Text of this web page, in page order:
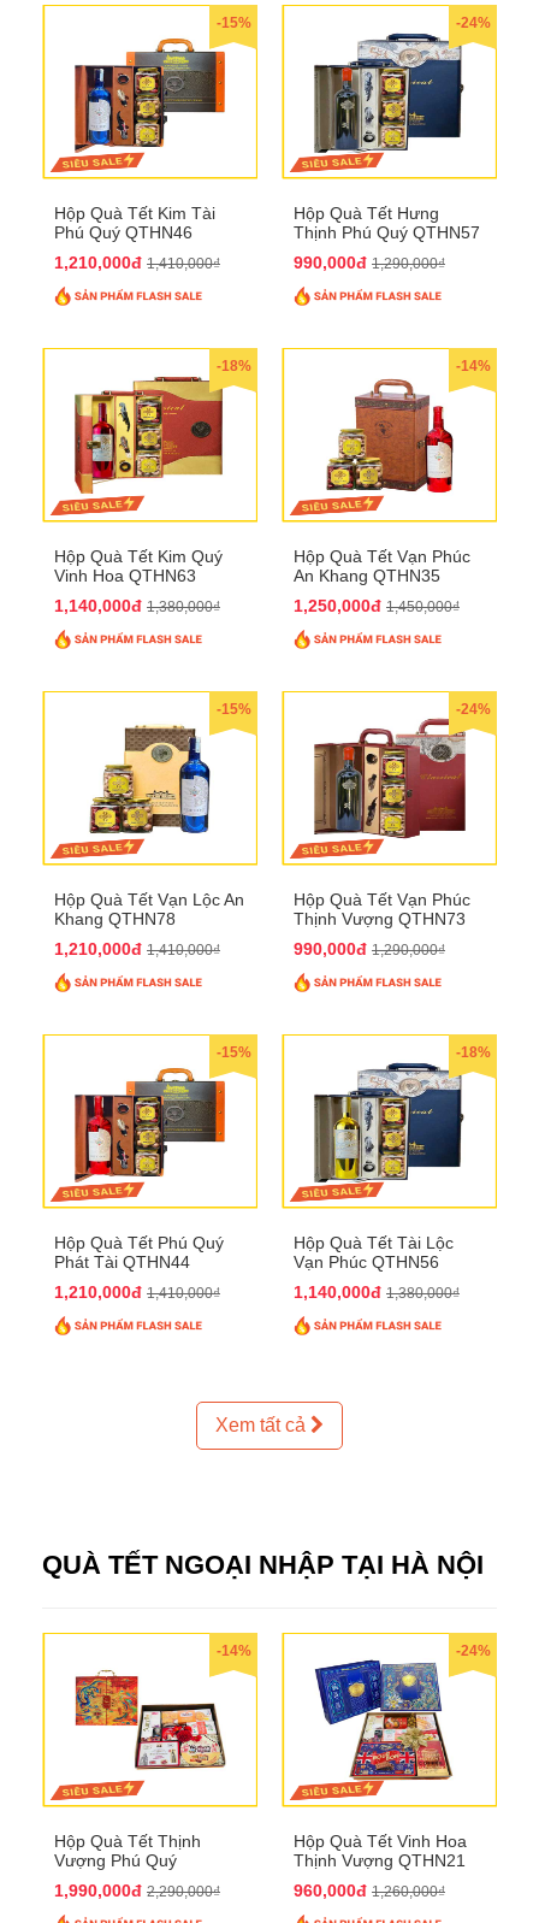
-15%
Hộp Quà Tết Kim Tài
Phú Quý QTHN46
1,210,000đ 1,410,000₫
-24%
Hộp Quà Tết Hưng
Thịnh Phú Quý QTHN57
990,000đ 1,290,000₫
-18%
Hộp Quà Tết Kim Quý
Vinh Hoa QTHN63
1,140,000đ 1,380,000₫
-14%
Hộp Quà Tết Vạn Phúc
An Khang QTHN35
1,250,000đ 1,450,000₫
-15%
Hộp Quà Tết Vạn Lộc An
Khang QTHN78
1,210,000đ 1,410,000₫
-24%
Hộp Quà Tết Vạn Phúc
Thịnh Vượng QTHN73
990,000đ 1,290,000₫
-15%
Hộp Quà Tết Phú Quý
Phát Tài QTHN44
1,210,000đ 1,410,000₫
-18%
Hộp Quà Tết Tài Lộc
Vạn Phúc QTHN56
1,140,000đ 1,380,000₫
Xem tất cả
QUÀ TẾT NGOẠI NHẬP TẠI HÀ NỘI
-14%
Hộp Quà Tết Thịnh
Vượng Phú Quý
1,990,000đ 2,290,000₫
-24%
Hộp Quà Tết Vinh Hoa
Thịnh Vượng QTHN21
960,000đ 1,260,000₫